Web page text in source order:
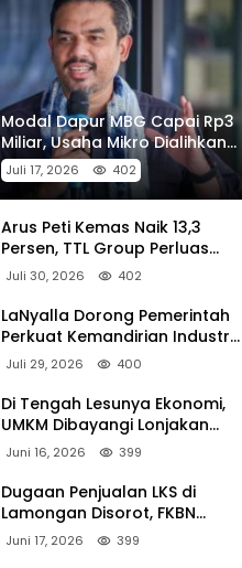
Modal Dapur MBG Capai Rp3
Miliar, Usaha Mikro Dialihkan
Jadi Pemasok
Juli 17, 2026 402
Arus Peti Kemas Naik 13,3
Persen, TTL Group Perluas
Konektivitas Maritim Global
Juli 30, 2026 402
LaNyalla Dorong Pemerintah
Perkuat Kemandirian Industri
Pertahanan Maritim Lewat PT
Juli 29, 2026 400
Di Tengah Lesunya Ekonomi,
UMKM Dibayangi Lonjakan
Harga BBM Nonsubsidi
Juni 16, 2026 399
Dugaan Penjualan LKS di
Lamongan Disorot, FKBN
Minta APH dan Dinas
Juni 17, 2026 399